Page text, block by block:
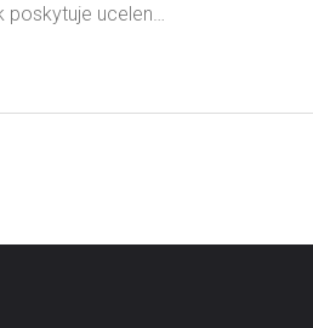
ucelený
podniknout,